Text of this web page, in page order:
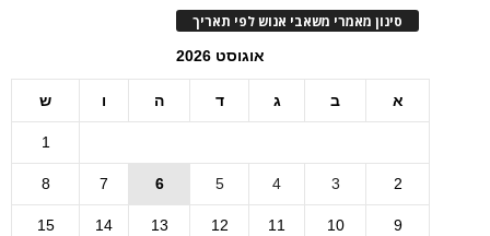
סינון מאמרי משאבי אנוש לפי תאריך
אוגוסט 2026
א ב ג ד ה ו ש
1
2
3
4
5
6
7
8
9
10
11
12
13
14
15